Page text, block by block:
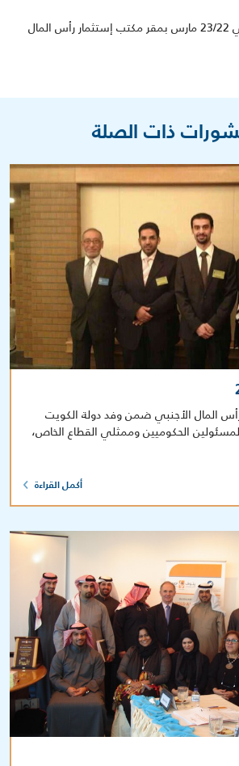
وقد أقيمت الورشة يومي 23/22 مارس بمقر مكتب إستثمار رأس المال
ذات الصلة
المال الأجنبي ضمن وفد دولة الكويت
الحكوميين وممثلي القطاع الخاص،
أكمل القراءة